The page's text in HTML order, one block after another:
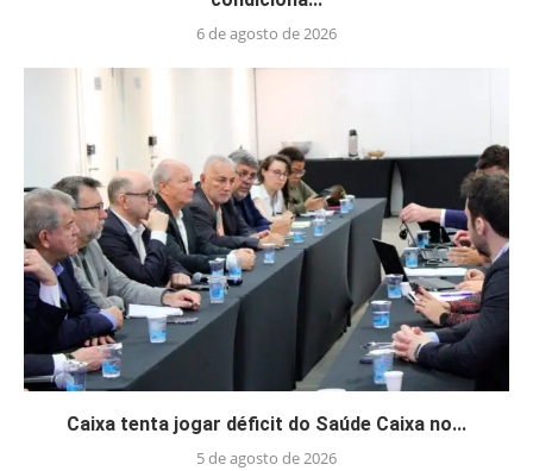
6 de agosto de 2026
Caixa tenta jogar déficit do Saúde Caixa no...
5 de agosto de 2026